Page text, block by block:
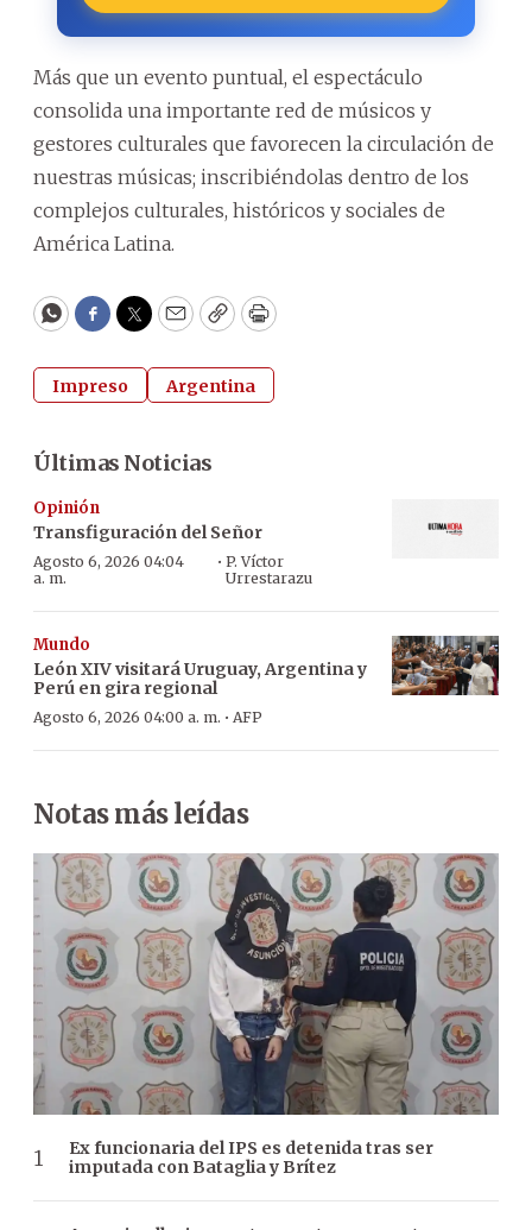
Más que un evento puntual, el espectáculo
consolida una importante red de músicos y
gestores culturales que favorecen la circulación de
nuestras músicas; inscribiéndolas dentro de los
complejos culturales, históricos y sociales de
América Latina.
WhatsApp
Facebook
Twitter
EmailCopyPrint
Impreso Argentina
Últimas Noticias
Opinión
Transfiguración del Señor
Agosto 6, 2026 04:04
a. m.
· P. Víctor
Urrestarazu
Mundo
León XIV visitará Uruguay, Argentina y
Perú en gira regional
Agosto 6, 2026 04:00 a. m. · AFP
Notas más leídas
Ex funcionaria del IPS es detenida tras ser
imputada con Bataglia y Brítez